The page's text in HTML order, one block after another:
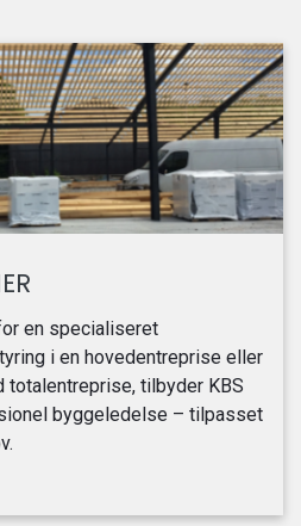
en specialiseret
i en hovedentreprise eller
totalentreprise, tilbyder KBS
byggeledelse – tilpasset